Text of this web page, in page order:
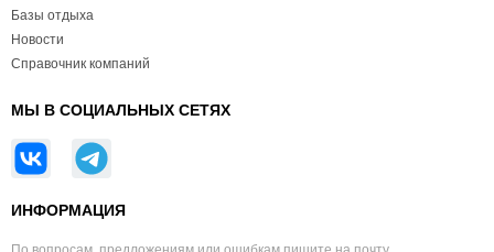
Базы отдыха
Новости
Справочник компаний
МЫ В СОЦИАЛЬНЫХ СЕТЯХ
ИНФОРМАЦИЯ